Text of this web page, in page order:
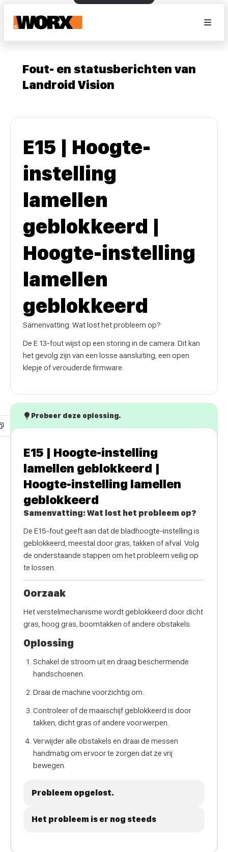
Fout- en statusberichten van
Landroid Vision
E15 | Hoogte-
instelling
lamellen
geblokkeerd |
Hoogte-instelling
lamellen
geblokkeerd
Samenvatting: Wat lost het probleem op?
De E 13-fout wijst op een storing in de camera. Dit kan
het gevolg zijn van een losse aansluiting, een open
klepje of verouderde firmware.
Probeer deze oplossing.
E15 | Hoogte-instelling
lamellen geblokkeerd |
Hoogte-instelling lamellen
geblokkeerd
Samenvatting: Wat lost het probleem op?
De E15-fout geeft aan dat de bladhoogte-instelling is
geblokkeerd, meestal door gras, takken of afval. Volg
de onderstaande stappen om het probleem veilig op
te lossen.
Oorzaak
Het verstelmechanisme wordt geblokkeerd door dicht
gras, hoog gras, boomtakken of andere obstakels.
Oplossing
Schakel de stroom uit en draag beschermende
handschoenen.
Draai de machine voorzichtig om.
Controleer of de maaischijf geblokkeerd is door
takken, dicht gras of andere voorwerpen.
Verwijder alle obstakels en draai de messen
handmatig om ervoor te zorgen dat ze vrij
bewegen.
Probleem opgelost.
Het probleem is er nog steeds